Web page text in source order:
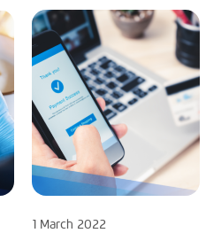
1 March 2022